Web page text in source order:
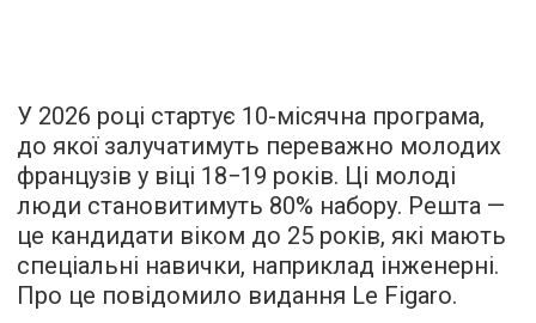
У 2026 році стартує 10-місячна програма,
до якої залучатимуть переважно молодих
французів у віці 18−19 років. Ці молоді
люди становитимуть 80% набору. Решта —
це кандидати віком до 25 років, які мають
спеціальні навички, наприклад інженерні.
Про це повідомило видання Le Figaro.